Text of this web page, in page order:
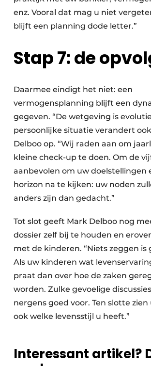
enz. Vooral dat mag u niet
blijft een planning dode letter.”
Stap 7: de
Daarmee eindigt het niet: een
vermogensplanning blijft een
gegeven. “De wetgeving is
persoonlijke situatie verandert
Delboo op. “Wij raden aan om
kleine check-up te doen. Om de
aanbevolen om uw doelstellingen
horizon na te kijken: uw noden
anders zijn dan gedacht.”
Tot slot geeft Mark Delboo nog
dossier zelf bij te houden en
met de kinderen. “Niets zeggen is
Als uw kinderen wat
praat dan over hoe de zaken
worden. Zulke gevoelige
nergens goed voor. Ten slotte
ook welke levensstijl u heeft.”
Interessant artikel?